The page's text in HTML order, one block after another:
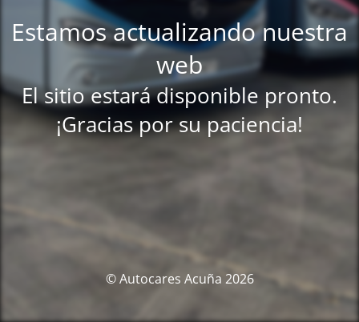
Estamos actualizando nuestra
web
El sitio estará disponible pronto.
¡Gracias por su paciencia!
© Autocares Acuña 2026